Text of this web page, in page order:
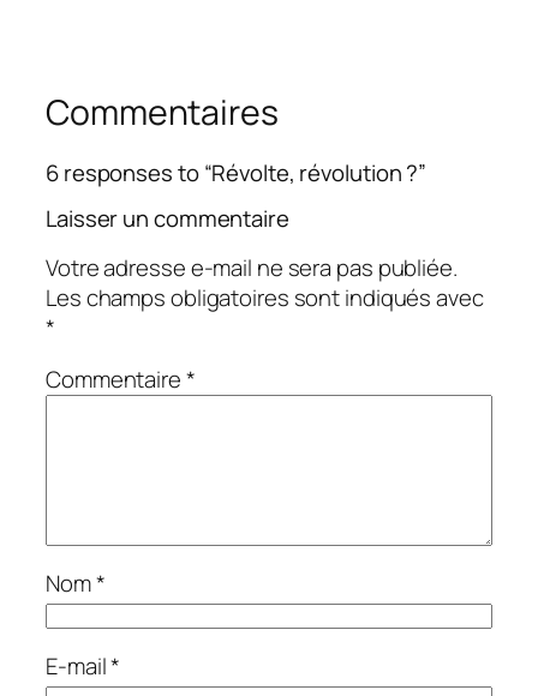
Commentaires
6 responses to “Révolte, révolution ?”
Laisser un commentaire
Votre adresse e-mail ne sera pas publiée.
Les champs obligatoires sont indiqués avec
*
Commentaire*
Nom*
E-mail*